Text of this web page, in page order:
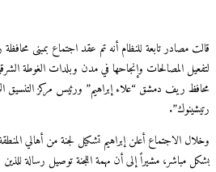
قالت مصادر تابعة للنظام أنه تم عقد اجتماع بمبنى
لتفعيل المصالحات وإنجاحها في مدن وبلدات الغوطة
محافظ ريف دمشق “علاء إبراهيم” ورئيس مركز التنسيق
رتيشينوك”.
وخلال الاجتماع أعلن إبراهيم تشكيل لجنة من أهالي
بشكل مباشر، مشيراً إلى أن مهمة اللجنة توصيل رسالة